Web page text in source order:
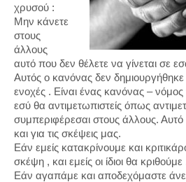
χρυσού :
Μην κάνετε
στους
άλλους
αυτό που δεν θέλετε να γίνεται σε
Αυτός ο κανόνας δεν
ενοχές . Είναι ένας κανόνας –
εσύ θα αντιμετωπιστείς όπως
συμπεριφέρεσαι στους άλλους. Αυτό
και για τις σκέψεις μας.
Εάν εμείς κατακρίνουμε και
σκέψη , και εμείς οι ίδιοι θα κριθούμε
Εάν αγαπάμε και αποδεχόμαστε